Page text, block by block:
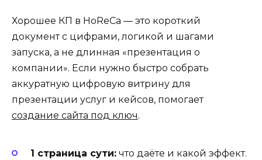
Хорошее КП в HoReCa — это короткий
документ с цифрами, логикой и шагами
запуска, а не длинная «презентация о
компании». Если нужно быстро собрать
аккуратную цифровую витрину для
презентации услуг и кейсов, помогает
создание сайта под ключ.
1 страница сути: что даёте и какой эффект.